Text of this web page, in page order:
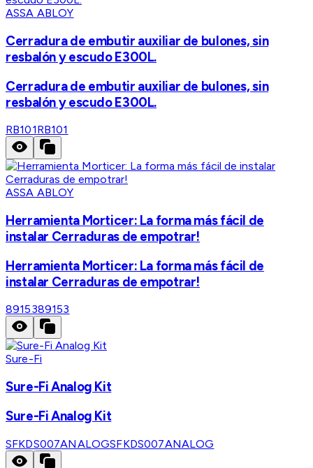
ASSA ABLOY
Cerradura de embutir auxiliar de bulones, sin
resbalón y escudo E300L.
Cerradura de embutir auxiliar de bulones, sin
resbalón y escudo E300L.
RB101RB101
ASSA ABLOY
Herramienta Morticer: La forma más fácil de
instalar Cerraduras de empotrar!
Herramienta Morticer: La forma más fácil de
instalar Cerraduras de empotrar!
8915389153
Sure-Fi
Sure-Fi Analog Kit
Sure-Fi Analog Kit
SFKDS007ANALOGSFKDS007ANALOG